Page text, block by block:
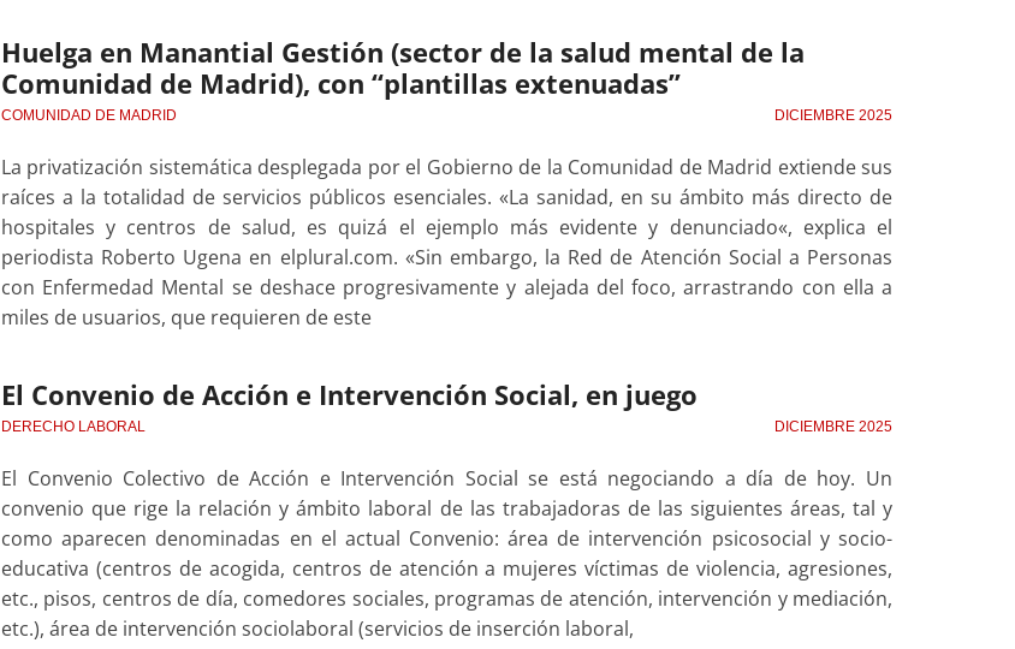
Huelga en Manantial Gestión (sector de la salud mental de la
Comunidad de Madrid), con “plantillas extenuadas”
COMUNIDAD DE MADRID DICIEMBRE 2025
La privatización sistemática desplegada por el Gobierno de la Comunidad de Madrid extiende sus
raíces a la totalidad de servicios públicos esenciales. «La sanidad, en su ámbito más directo de
hospitales y centros de salud, es quizá el ejemplo más evidente y denunciado«, explica el
periodista Roberto Ugena en elplural.com. «Sin embargo, la Red de Atención Social a Personas
con Enfermedad Mental se deshace progresivamente y alejada del foco, arrastrando con ella a
miles de usuarios, que requieren de este
El Convenio de Acción e Intervención Social, en juego
DERECHO LABORAL DICIEMBRE 2025
El Convenio Colectivo de Acción e Intervención Social se está negociando a día de hoy. Un
convenio que rige la relación y ámbito laboral de las trabajadoras de las siguientes áreas, tal y
como aparecen denominadas en el actual Convenio: área de intervención psicosocial y socio-
educativa (centros de acogida, centros de atención a mujeres víctimas de violencia, agresiones,
etc., pisos, centros de día, comedores sociales, programas de atención, intervención y mediación,
etc.), área de intervención sociolaboral (servicios de inserción laboral,